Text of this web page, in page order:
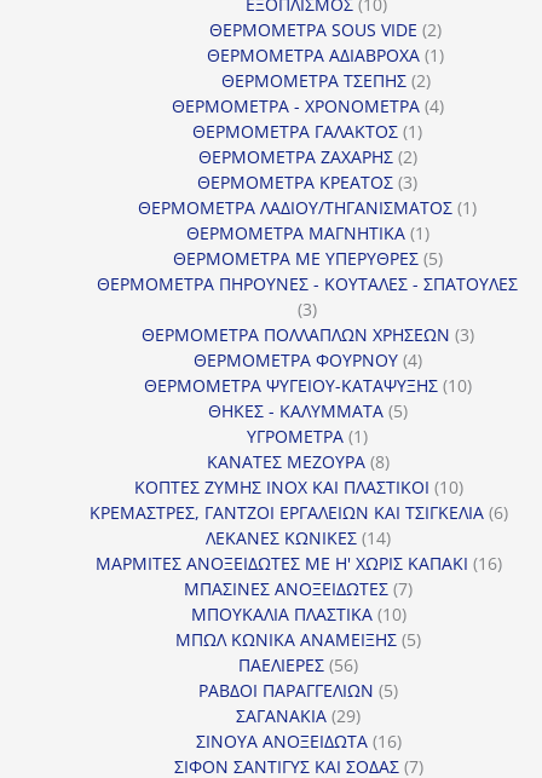
προϊόντα
ΘΕΡΜΟΜΕΤΡΑ SOUS VIDE 22
προϊόντα
ΘΕΡΜΟΜΕΤΡΑ ΑΔΙΑΒΡΟΧΑ 11
ΘΕΡΜΟΜΕΤΡΑ ΤΣΕΠΗΣ 22
προϊόντα
ΘΕΡΜΟΜΕΤΡΑ - ΧΡΟΝΟΜΕΤΡΑ 44
ΘΕΡΜΟΜΕΤΡΑ ΓΑΛΑΚΤΟΣ 11
προϊόν
ΘΕΡΜΟΜΕΤΡΑ ΖΑΧΑΡΗΣ 22
προϊόντα
ΘΕΡΜΟΜΕΤΡΑ ΚΡΕΑΤΟΣ 33
προϊόντα
ΘΕΡΜΟΜΕΤΡΑ ΛΑΔΙΟΥ/ΤΗΓΑΝΙΣΜΑΤΟΣ 11
ΘΕΡΜΟΜΕΤΡΑ ΜΑΓΝΗΤΙΚΑ 11
προϊόν
ΘΕΡΜΟΜΕΤΡΑ ΜΕ ΥΠΕΡΥΘΡΕΣ 55
προϊόντα
ΘΕΡΜΟΜΕΤΡΑ ΠΗΡΟΥΝΕΣ - ΚΟΥΤΑΛΕΣ - ΣΠΑΤΟΥΛΕΣ
33
προϊόντα
ΘΕΡΜΟΜΕΤΡΑ ΠΟΛΛΑΠΛΩΝ ΧΡΗΣΕΩΝ 33
ΘΕΡΜΟΜΕΤΡΑ ΦΟΥΡΝΟΥ 44
προϊόντα
ΘΕΡΜΟΜΕΤΡΑ ΨΥΓΕΙΟΥ-ΚΑΤΑΨΥΞΗΣ 1010
ΘΗΚΕΣ - ΚΑΛΥΜΜΑΤΑ 55
ΥΓΡΟΜΕΤΡΑ 11
προϊόν
ΚΑΝΑΤΕΣ ΜΕΖΟΥΡΑ 88
προϊόντα
ΚΟΠΤΕΣ ΖΥΜΗΣ INOX ΚΑΙ ΠΛΑΣΤΙΚΟΙ 1010
προϊόντα
ΚΡΕΜΑΣΤΡΕΣ, ΓΑΝΤΖΟΙ ΕΡΓΑΛΕΙΩΝ ΚΑΙ ΤΣΙΓΚΕΛΙΑ 66
ΛΕΚΑΝΕΣ ΚΩΝΙΚΕΣ 1414
προϊόντα
ΜΑΡΜΙΤΕΣ ΑΝΟΞΕΙΔΩΤΕΣ ΜΕ Η' ΧΩΡΙΣ ΚΑΠΑΚΙ 1616
ΜΠΑΣΙΝΕΣ ΑΝΟΞΕΙΔΩΤΕΣ 77
ΜΠΟΥΚΑΛΙΑ ΠΛΑΣΤΙΚΑ 1010
προϊόντα
ΜΠΩΛ ΚΩΝΙΚΑ ΑΝΑΜΕΙΞΗΣ 55
ΠΑΕΛΙΕΡΕΣ 5656
προϊόντα
ΡΑΒΔΟΙ ΠΑΡΑΓΓΕΛΙΩΝ 55
ΣΑΓΑΝΑΚΙΑ 2929
προϊόντα
ΣΙΝΟΥΑ ΑΝΟΞΕΙΔΩΤΑ 1616
προϊόντα
ΣΙΦΟΝ ΣΑΝΤΙΓΥΣ ΚΑΙ ΣΟΔΑΣ 77